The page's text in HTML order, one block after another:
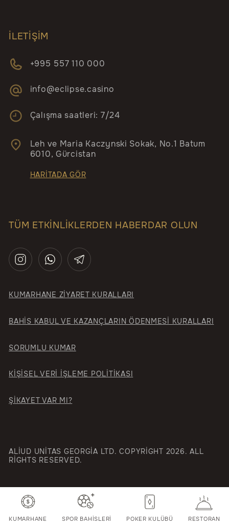
İLETIŞIM
+995 557 110 000
info@eclipse.casino
Çalışma saatleri: 7/24
Leh ve Maria Kaczynski Sokak, No.1 Batum
6010, Gürcistan
HARİTADA GÖR
TÜM ETKİNLİKLERDEN HABERDAR OLUN
KUMARHANE ZİYARET KURALLARI
BAHİS KABUL VE KAZANÇLARIN ÖDENMESİ KURALLARI
SORUMLU KUMAR
KİŞİSEL VERİ İŞLEME POLİTİKASI
ŞIKAYET VAR MI?
ALIUD UNITAS GEORGIA LTD. COPYRIGHT 2026. ALL
RIGHTS RESERVED.
KUMARHANE SPOR BAHISLERI POKER KULÜBÜ RESTORAN